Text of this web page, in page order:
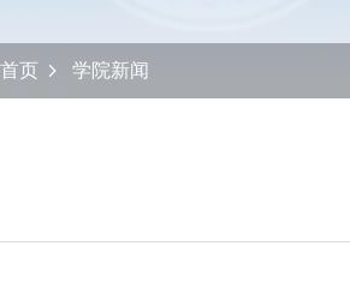
首页 学院新闻